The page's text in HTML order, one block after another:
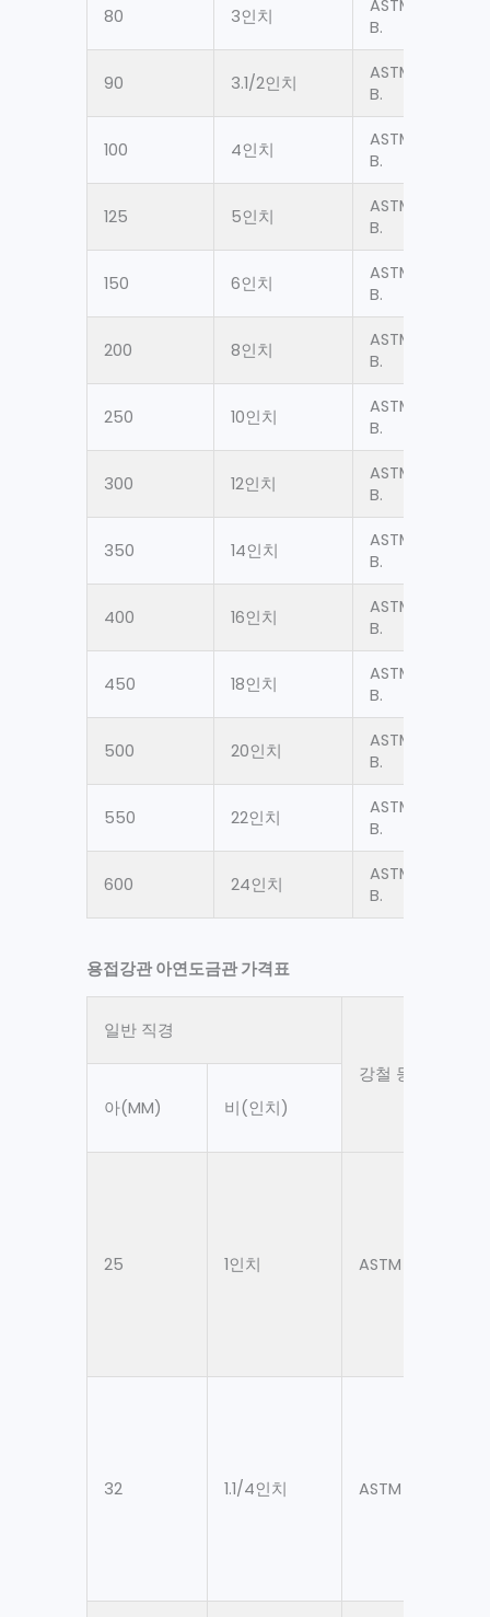
80 3인치
ASTM A53 Gr.
B.
90 3.1/2인치
ASTM A53 Gr.
B.
100 4인치
ASTM A53 Gr.
B.
125 5인치
ASTM A53 Gr.
B.
150 6인치
ASTM A53 Gr.
B.
200 8인치
ASTM A53 Gr.
B.
250 10인치
ASTM A53 Gr.
B.
300 12인치
ASTM A53 Gr.
B.
350 14인치
ASTM A53 Gr.
B.
400 16인치
ASTM A53 Gr.
B.
450 18인치
ASTM A53 Gr.
B.
500 20인치
ASTM A53 Gr.
B.
550 22인치
ASTM A53 Gr.
B.
600 24인치
ASTM A53 Gr.
B.
용접강관 아연도금관 가격표
일반 직경
강철 등급
아(MM)
비(인치)
25 1인치 ASTM A106 Gr. B
32 1.1/4인치 ASTM A106 Gr. B